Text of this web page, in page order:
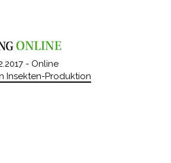
- Online
Insekten-Produktion